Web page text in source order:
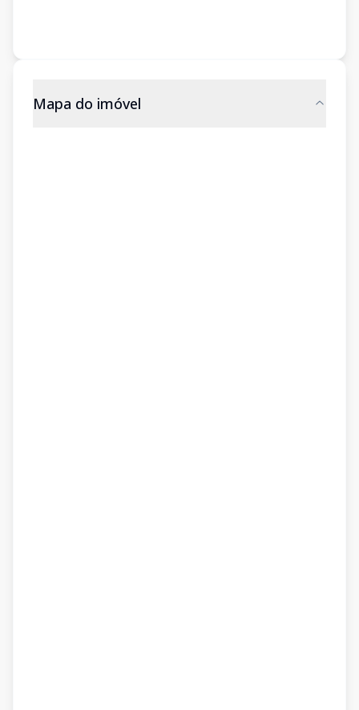
Mapa do imóvel